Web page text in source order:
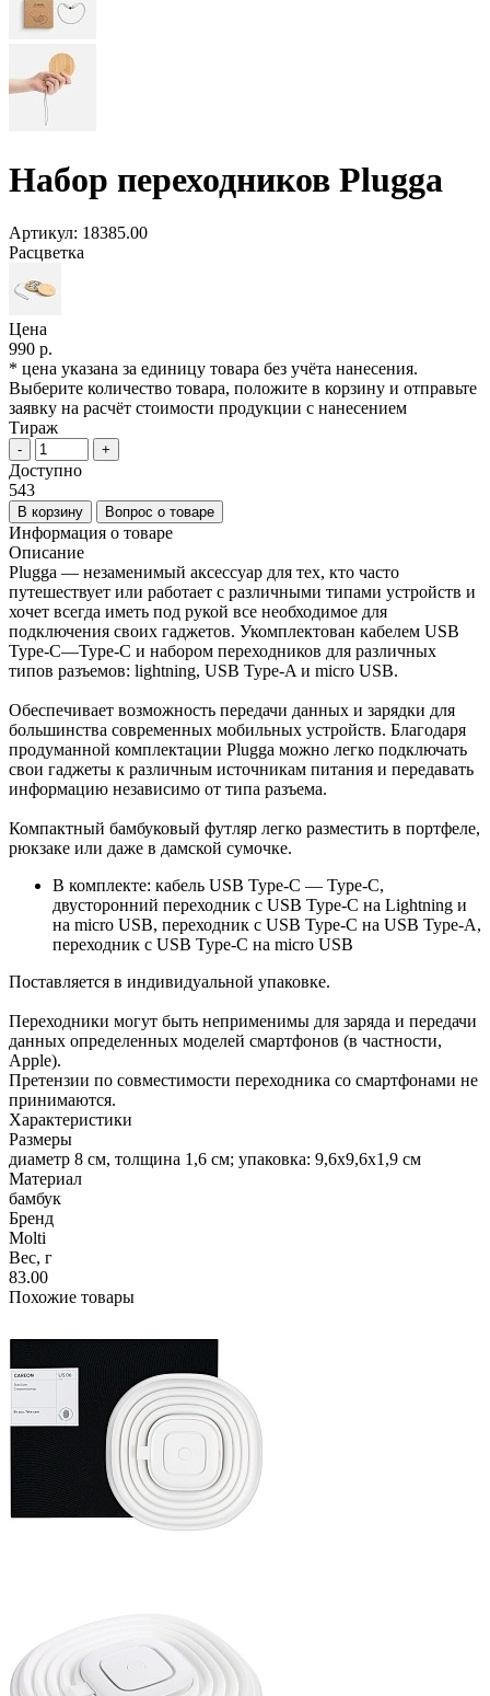
Набор переходников Plugga
Артикул: 18385.00
Расцветка
Цена
990 р.
* цена указана за единицу товара без учёта нанесения.
Выберите количество товара, положите в корзину и отправьте
заявку на расчёт стоимости продукции с нанесением
Тираж
- +
Доступно
543
В корзину Вопрос о товаре
Информация о товаре
Описание
Plugga — незаменимый аксессуар для тех, кто часто
путешествует или работает с различными типами устройств и
хочет всегда иметь под рукой все необходимое для
подключения своих гаджетов. Укомплектован кабелем USB
Type-C—Type-C и набором переходников для различных
типов разъемов: lightning, USB Type-A и micro USB.
Обеспечивает возможность передачи данных и зарядки для
большинства современных мобильных устройств. Благодаря
продуманной комплектации Plugga можно легко подключать
свои гаджеты к различным источникам питания и передавать
информацию независимо от типа разъема.
Компактный бамбуковый футляр легко разместить в портфеле,
рюкзаке или даже в дамской сумочке.
В комплекте: кабель USB Type-C — Type-C,
двусторонний переходник c USB Type-C на Lightning и
на micro USB, переходник c USB Type-C на USB Type-A,
переходник c USB Type-C на micro USB
Поставляется в индивидуальной упаковке.
Переходники могут быть неприменимы для заряда и передачи
данных определенных моделей смартфонов (в частности,
Apple).
Претензии по совместимости переходника со смартфонами не
принимаются.
Характеристики
Размеры
диаметр 8 см, толщина 1,6 см; упаковка: 9,6x9,6x1,9 см
Материал
бамбук
Бренд
Molti
Вес, г
83.00
Похожие товары